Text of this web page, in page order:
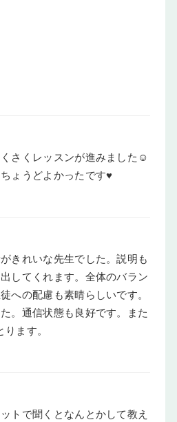
さくレッスンが進みました☺
ょうどよかったです♥️
きれいな先生でした。説明も
してくれます。全体のバラン
への配慮も素晴らしいです。
。通信状態も良好です。また
ます。
トで聞くとなんとかして教え